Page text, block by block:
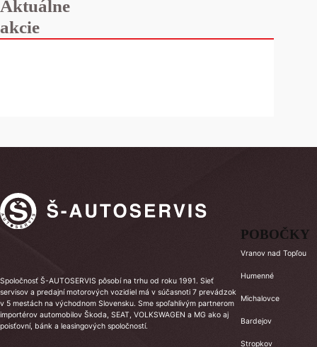
Aktuálne
akcie
Spoločnosť Š-AUTOSERVIS pôsobí na trhu od roku 1991. Sieť
servisov a predajní motorových vozidiel má v súčasnoti 7 prevádzok
v 5 mestách na východnom Slovensku. Sme spoľahlivým partnerom
importérov automobilov Škoda, SEAT, VOLKSWAGEN a MG ako aj
poisťovní, bánk a leasingových spoločností.
POBOČKY
Vranov nad Topľou
Humenné
Michalovce
Bardejov
Stropkov